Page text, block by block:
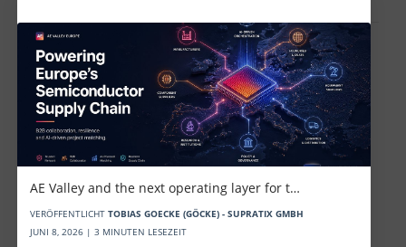
AE Valley and the next operating layer for t…
VERÖFFENTLICHT TOBIAS GOECKE (GÖCKE) - SUPRATIX GMBH
JUNI 8, 2026 | 3 MINUTEN LESEZEIT